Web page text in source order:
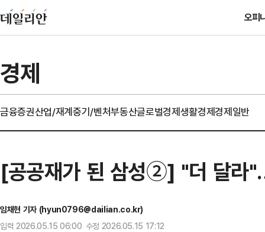
오피
경제
금융증권산업/재계중기/벤처부동산글로벌경제생활경제경제일반
[공공재가 된 삼성②] "더 달라
임채현 기자 (hyun0796@dailian.co.kr)
입력 2026.05.15 06:00 수정 2026.05.15 17:12